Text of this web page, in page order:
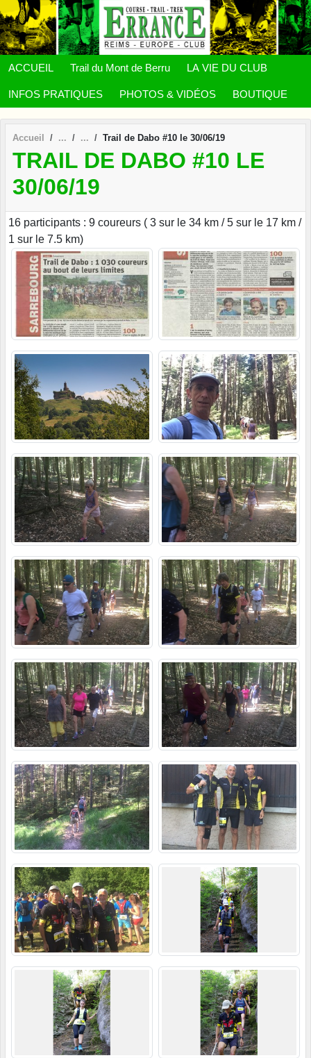
ACCUEIL Trail du Mont de Berru LA VIE DU CLUB
INFOS PRATIQUES PHOTOS & VIDÉOS BOUTIQUE
Accueil Trail de Dabo #10 le 30/06/19
TRAIL DE DABO #10 LE
30/06/19
16 participants : 9 coureurs ( 3 sur le 34 km / 5 sur le 17 km /
1 sur le 7.5 km)
Panneau de gestion des cookies